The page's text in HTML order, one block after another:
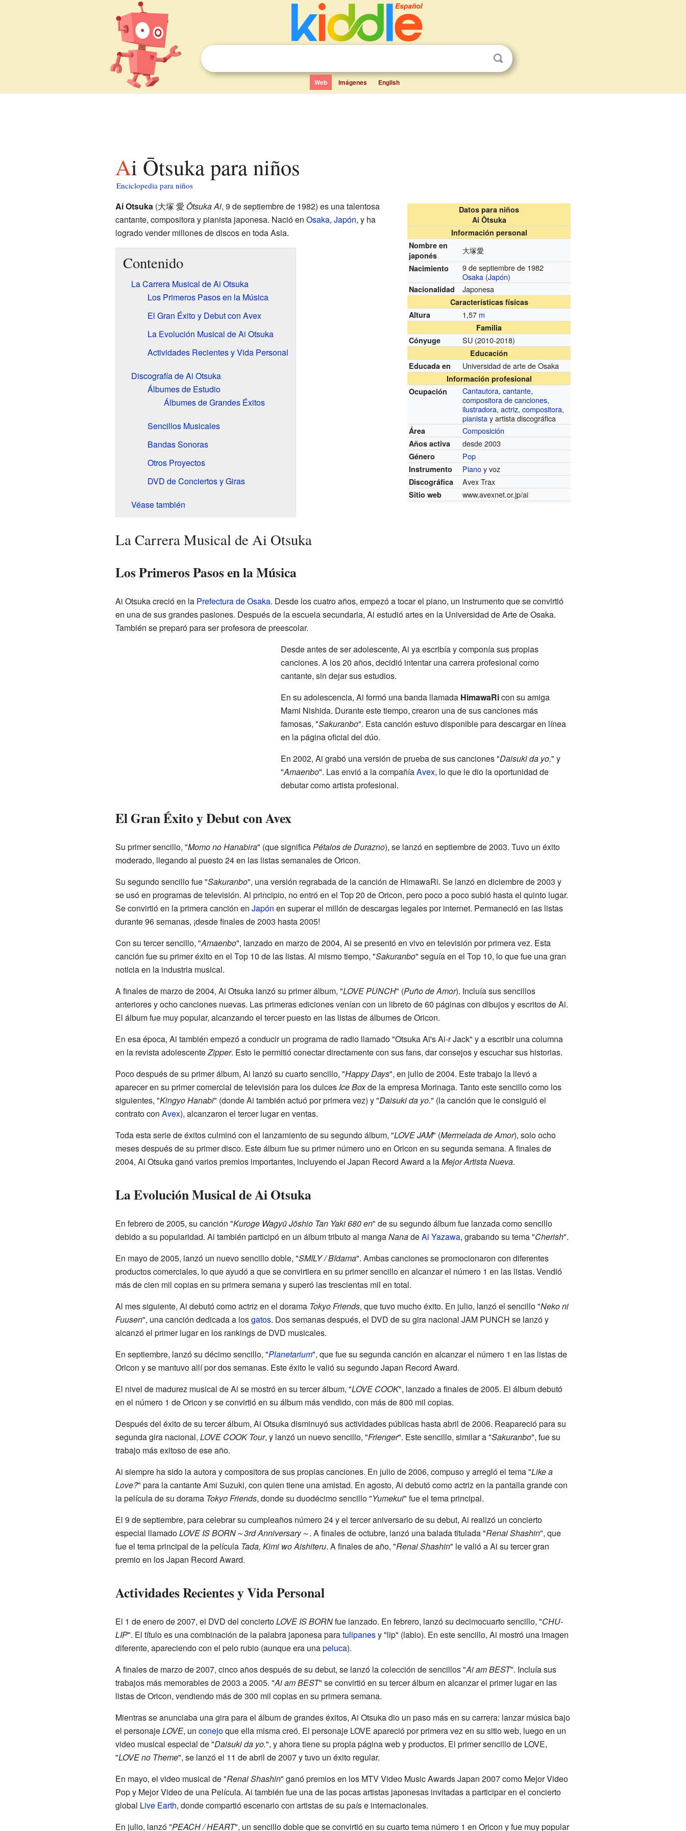
Web Imágenes English
Ai Ōtsuka para niños
Enciclopedia para niños
Datos para niños
Ai Ōtsuka
Información personal
Nombre en
japonés
大塚愛
Nacimiento
9 de septiembre de 1982
Osaka (Japón)
Nacionalidad Japonesa
Características físicas
Altura
1,57 m
Familia
Cónyuge
SU (2010-2018)
Educación
Educada en
Universidad de arte de Osaka
Información profesional
Ocupación
Cantautora,cantante,
compositora de canciones,
ilustradora,actriz,compositora,
pianistay artista discográfica
Área Composición
Años activa desde 2003
Género Pop
Instrumento Pianoy voz
Discográfica Avex Trax
Sitio web www.avexnet.or.jp/ai
Ai Otsuka (大塚 愛 Ōtsuka Ai, 9 de septiembre de 1982) es una talentosa
cantante, compositora y pianista japonesa. Nació en Osaka, Japón, y ha
logrado vender millones de discos en toda Asia.
Contenido
La Carrera Musical de Ai Otsuka
Los Primeros Pasos en la Música
El Gran Éxito y Debut con Avex
La Evolución Musical de Ai Otsuka
Actividades Recientes y Vida Personal
Discografía de Ai Otsuka
Álbumes de Estudio
Álbumes de Grandes Éxitos
Sencillos Musicales
Bandas Sonoras
Otros Proyectos
DVD de Conciertos y Giras
Véase también
La Carrera Musical de Ai Otsuka
Los Primeros Pasos en la Música
Ai Otsuka creció en la Prefectura de Osaka. Desde los cuatro años, empezó a tocar el piano, un instrumento que se convirtió
en una de sus grandes pasiones. Después de la escuela secundaria, Ai estudió artes en la Universidad de Arte de Osaka.
También se preparó para ser profesora de preescolar.
Desde antes de ser adolescente, Ai ya escribía y componía sus propias
canciones. A los 20 años, decidió intentar una carrera profesional como
cantante, sin dejar sus estudios.
En su adolescencia, Ai formó una banda llamada HimawaRicon su amiga
Mami Nishida. Durante este tiempo, crearon una de sus canciones más
famosas, "Sakuranbo". Esta canción estuvo disponible para descargar en línea
en la página oficial del dúo.
En 2002, Ai grabó una versión de prueba de sus canciones "Daisuki da yo." y
"Amaenbo". Las envió a la compañíaAvex, lo que le dio la oportunidad de
debutar como artista profesional.
El Gran Éxito y Debut con Avex
Su primer sencillo, "Momo no Hanabira" (que significaPétalos de Durazno), se lanzó en septiembre de 2003. Tuvo un éxito
moderado, llegando al puesto 24 en las listas semanales de Oricon.
Su segundo sencillo fue "Sakuranbo", una versión regrabada de la canción de HimawaRi. Se lanzó en diciembre de 2003 y
se usó en programas de televisión. Al principio, no entró en el Top 20 de Oricon, pero poco a poco subió hasta el quinto lugar.
Se convirtió en la primera canción en Japón en superar el millón de descargas legales por internet. Permaneció en las listas
durante 96 semanas, ¡desde finales de 2003 hasta 2005!
Con su tercer sencillo, "Amaenbo", lanzado en marzo de 2004, Ai se presentó en vivo en televisión por primera vez. Esta
canción fue su primer éxito en el Top 10 de las listas. Al mismo tiempo, "Sakuranbo" seguía en el Top 10, lo que fue una gran
noticia en la industria musical.
A finales de marzo de 2004, Ai Otsuka lanzó su primer álbum, "LOVE PUNCH" (Puño de Amor). Incluía sus sencillos
anteriores y ocho canciones nuevas. Las primeras ediciones venían con un libreto de 60 páginas con dibujos y escritos de Ai.
El álbum fue muy popular, alcanzando el tercer puesto en las listas de álbumes de Oricon.
En esa época, Ai también empezó a conducir un programa de radio llamado "Otsuka Ai's Ai-r Jack" y a escribir una columna
en la revista adolescenteZipper. Esto le permitió conectar directamente con sus fans, dar consejos y escuchar sus historias.
Poco después de su primer álbum, Ai lanzó su cuarto sencillo, "Happy Days", en julio de 2004. Este trabajo la llevó a
aparecer en su primer comercial de televisión para los dulces Ice Boxde la empresa Morinaga. Tanto este sencillo como los
siguientes, "Kingyo Hanabi" (donde Ai también actuó por primera vez) y "Daisuki da yo." (la canción que le consiguió el
contrato con Avex), alcanzaron el tercer lugar en ventas.
Toda esta serie de éxitos culminó con el lanzamiento de su segundo álbum, "LOVE JAM" (Mermelada de Amor), solo ocho
meses después de su primer disco. Este álbum fue su primer número uno en Oricon en su segunda semana. A finales de
2004, Ai Otsuka ganó varios premios importantes, incluyendo el Japan Record Award a laMejor Artista Nueva.
La Evolución Musical de Ai Otsuka
En febrero de 2005, su canción "Kuroge Wagyū Jōshio Tan Yaki 680 en" de su segundo álbum fue lanzada como sencillo
debido a su popularidad. Ai también participó en un álbum tributo al mangaNanadeAi Yazawa, grabando su tema "Cherish".
En mayo de 2005, lanzó un nuevo sencillo doble, "SMILY / Bīdama". Ambas canciones se promocionaron con diferentes
productos comerciales, lo que ayudó a que se convirtiera en su primer sencillo en alcanzar el número 1 en las listas. Vendió
más de cien mil copias en su primera semana y superó las trescientas mil en total.
Al mes siguiente, Ai debutó como actriz en el dorama Tokyo Friends, que tuvo mucho éxito. En julio, lanzó el sencillo "Neko ni
Fuusen", una canción dedicada a losgatos. Dos semanas después, el DVD de su gira nacional JAM PUNCH se lanzó y
alcanzó el primer lugar en los rankings de DVD musicales.
En septiembre, lanzó su décimo sencillo, "Planetarium", que fue su segunda canción en alcanzar el número 1 en las listas de
Oricon y se mantuvo allí por dos semanas. Este éxito le valió su segundo Japan Record Award.
El nivel de madurez musical de Ai se mostró en su tercer álbum, "LOVE COOK", lanzado a finales de 2005. El álbum debutó
en el número 1 de Oricon y se convirtió en su álbum más vendido, con más de 800 mil copias.
Después del éxito de su tercer álbum, Ai Otsuka disminuyó sus actividades públicas hasta abril de 2006. Reapareció para su
segunda gira nacional, LOVE COOK Tour, y lanzó un nuevo sencillo, "Frienger". Este sencillo, similar a "Sakuranbo", fue su
trabajo más exitoso de ese año.
Ai siempre ha sido la autora y compositora de sus propias canciones. En julio de 2006, compuso y arregló el tema "Like a
Love?" para la cantante Ami Suzuki, con quien tiene una amistad. En agosto, Ai debutó como actriz en la pantalla grande con
la película de su dorama Tokyo Friends, donde su duodécimo sencillo "Yumekui" fue el tema principal.
El 9 de septiembre, para celebrar su cumpleaños número 24 y el tercer aniversario de su debut, Ai realizó un concierto
especial llamadoLOVE IS BORN～3rd Anniversary～. A finales de octubre, lanzó una balada titulada "Renai Shashin", que
fue el tema principal de la película Tada, Kimi wo Aishiteru. A finales de año, "Renai Shashin" le valió a Ai su tercer gran
premio en los Japan Record Award.
Actividades Recientes y Vida Personal
El 1 de enero de 2007, el DVD del conciertoLOVE IS BORNfue lanzado. En febrero, lanzó su decimocuarto sencillo, "CHU-
LIP". El título es una combinación de la palabra japonesa paratulipanesy "lip" (labio). En este sencillo, Ai mostró una imagen
diferente, apareciendo con el pelo rubio (aunque era unapeluca).
A finales de marzo de 2007, cinco años después de su debut, se lanzó la colección de sencillos "Ai am BEST". Incluía sus
trabajos más memorables de 2003 a 2005. "Ai am BEST" se convirtió en su tercer álbum en alcanzar el primer lugar en las
listas de Oricon, vendiendo más de 300 mil copias en su primera semana.
Mientras se anunciaba una gira para el álbum de grandes éxitos, Ai Otsuka dio un paso más en su carrera: lanzar música bajo
el personajeLOVE, un conejoque ella misma creó. El personaje LOVE apareció por primera vez en su sitio web, luego en un
video musical especial de "Daisuki da yo.", y ahora tiene su propia página web y productos. El primer sencillo de LOVE,
"LOVE no Theme", se lanzó el 11 de abril de 2007 y tuvo un éxito regular.
En mayo, el video musical de "Renai Shashin" ganó premios en los MTV Video Music Awards Japan 2007 como Mejor Video
Pop y Mejor Video de una Película. Ai también fue una de las pocas artistas japonesas invitadas a participar en el concierto
global Live Earth, donde compartió escenario con artistas de su país e internacionales.
En julio, lanzó "PEACH / HEART", un sencillo doble que se convirtió en su cuarto tema número 1 en Oricon y fue muy popular